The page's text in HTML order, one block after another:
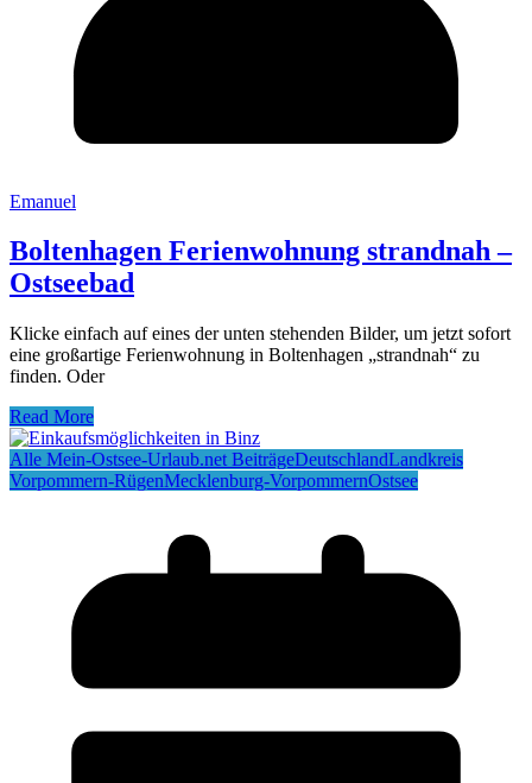
Emanuel
Boltenhagen Ferienwohnung strandnah –
Ostseebad
Klicke einfach auf eines der unten stehenden Bilder, um jetzt sofort
eine großartige Ferienwohnung in Boltenhagen „strandnah“ zu
finden. Oder
Read More
Alle Mein-Ostsee-Urlaub.net BeiträgeDeutschlandLandkreis
Vorpommern-RügenMecklenburg-VorpommernOstsee